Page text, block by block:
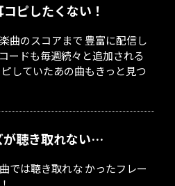
ピしたくない！
曲のスコアまで 豊富に配信し
ードも毎週続々と追加される
していたあの曲もきっと見つ
が聴き取れない…
では聴き取れな かったフレー